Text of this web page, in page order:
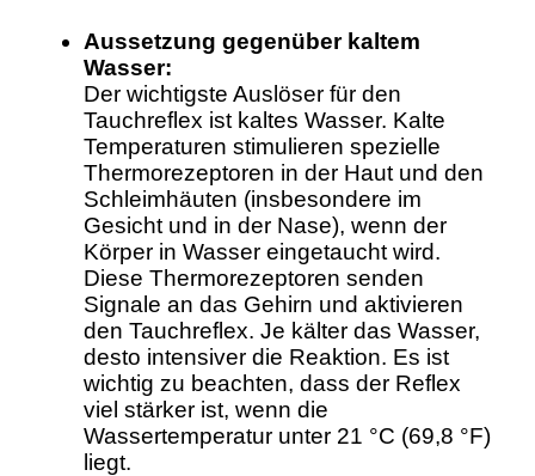
Aussetzung gegenüber kaltem
Wasser:
Der wichtigste Auslöser für den
Tauchreflex ist kaltes Wasser. Kalte
Temperaturen stimulieren spezielle
Thermorezeptoren in der Haut und den
Schleimhäuten (insbesondere im
Gesicht und in der Nase), wenn der
Körper in Wasser eingetaucht wird.
Diese Thermorezeptoren senden
Signale an das Gehirn und aktivieren
den Tauchreflex. Je kälter das Wasser,
desto intensiver die Reaktion. Es ist
wichtig zu beachten, dass der Reflex
viel stärker ist, wenn die
Wassertemperatur unter 21 °C (69,8 °F)
liegt.